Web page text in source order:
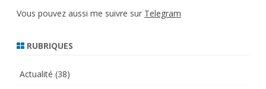
Vous pouvez aussi me suivre sur Telegram
RUBRIQUES
Actualité (38)